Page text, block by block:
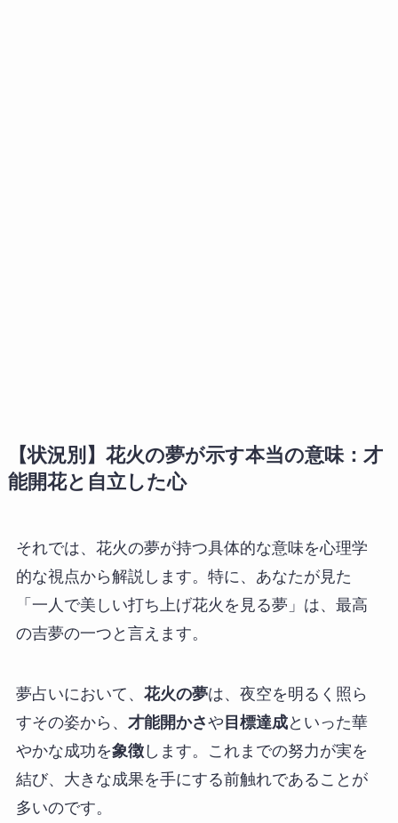
【状況別】花火の夢が示す本当の意味：才
能開花と自立した心
それでは、花火の夢が持つ具体的な意味を心理学
的な視点から解説します。特に、あなたが見た
「一人で美しい打ち上げ花火を見る夢」は、最高
の吉夢の一つと言えます。
夢占いにおいて、 花火の夢は、夜空を明るく照ら
すその姿から、 才能開かさや 目標達成といった華
やかな成功を象徴します。これまでの努力が実を
結び、大きな成果を手にする前触れであることが
多いのです。